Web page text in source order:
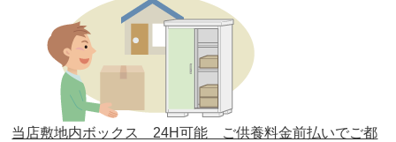
第26回人形供養祭平成28年12月15日(木)
第25回人形供養祭 平成28年6月16日(木)
第24回人形供養祭 平成27年11月27日
第23回人形供養祭平成26年12月5日
当店敷地内ボックス 24H可能 ご供養料金前払いでご都